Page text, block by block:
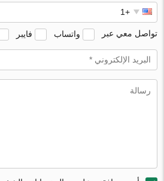
تواصل معي عبر واتساب فايبر